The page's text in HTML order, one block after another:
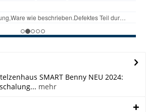
SMART Benny NEU 2024:
mehr